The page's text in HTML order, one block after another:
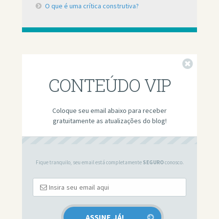
O que é uma crítica construtiva?
CONTEÚDO VIP
Coloque seu email abaixo para receber
gratuitamente as atualizações do blog!
Fique tranquilo, seu email está completamente SEGUROconosco.